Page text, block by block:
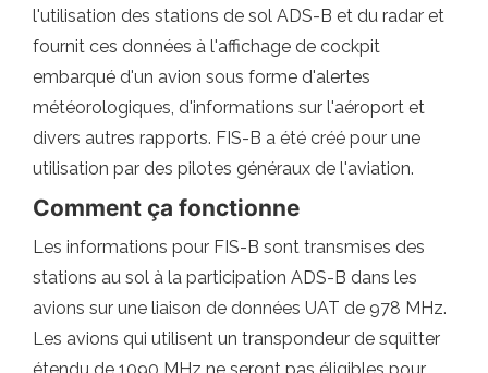
l'utilisation des stations de sol ADS-B et du radar et
fournit ces données à l'affichage de cockpit
embarqué d'un avion sous forme d'alertes
météorologiques, d'informations sur l'aéroport et
divers autres rapports. FIS-B a été créé pour une
utilisation par des pilotes généraux de l'aviation.
Comment ça fonctionne
Les informations pour FIS-B sont transmises des
stations au sol à la participation ADS-B dans les
avions sur une liaison de données UAT de 978 MHz.
Les avions qui utilisent un transpondeur de squitter